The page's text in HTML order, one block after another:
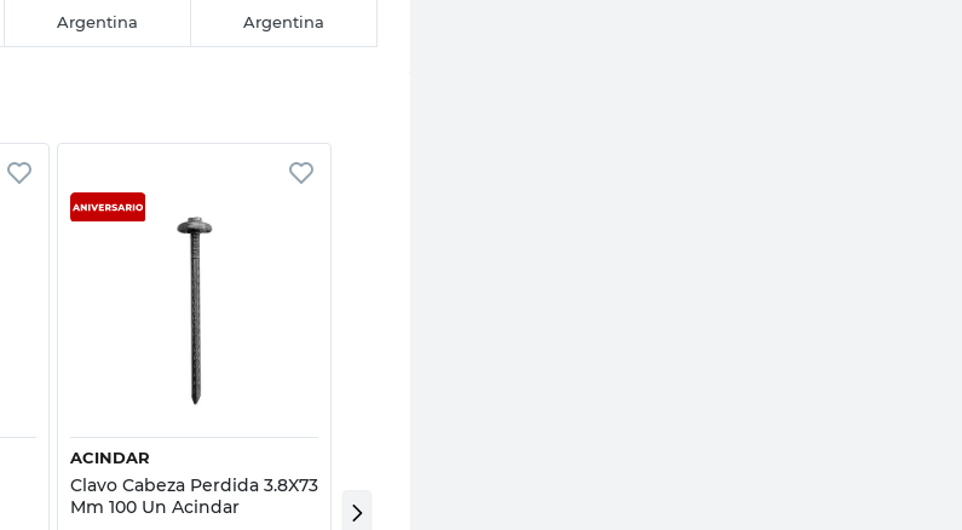
Argentina Argentina
Vista rápida
ACINDAR
Clavo Cabeza Perdida 3.8X73
Mm 100 Un Acindar
Mm 150 Grs 100 Un Acindar